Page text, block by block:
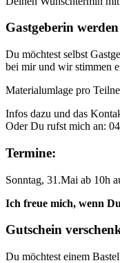
Gastgeberin werden
Du möchtest selbst
bei mir und wir stimmen
Materialumlage pro
Infos dazu und das
Oder Du rufst mich an:
Termine:
Sonntag, 31.Mai ab 10h
Ich freue mich, wenn
Gutschein
Du möchtest einem